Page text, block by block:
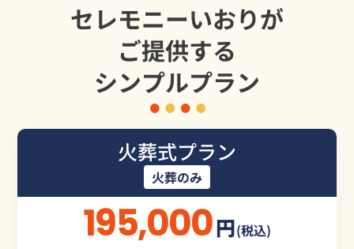
セレモニーいおりが
ご提供する
シンプルプラン
火葬式プラン
火葬のみ
195,000円(税込)